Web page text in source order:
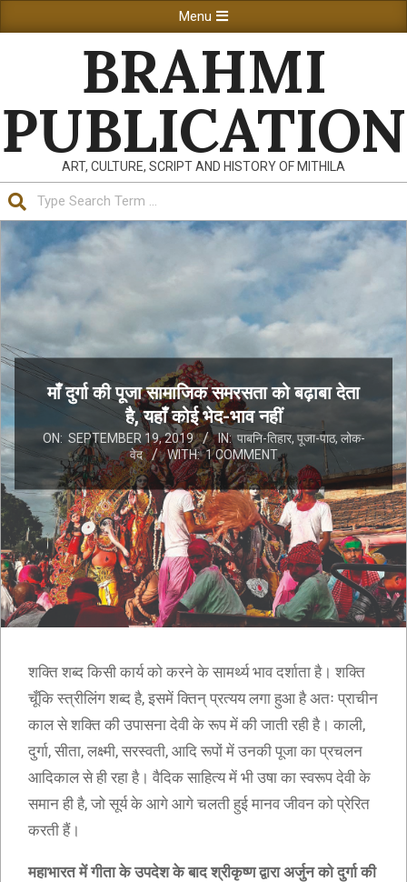
to
Navigation
Menu
BRAHMI
PUBLICATION
ART, CULTURE, SCRIPT AND HISTORY OF MITHILA
माँ दुर्गा की पूजा सामाजिक समरसता को बढ़ाबा देता
है, यहाँ कोई भेद-भाव नहीं
ON: SEPTEMBER 19, 2019 IN: पाबनि-तिहार, पूजा-पाठ, लोक-
वेद
WITH: 1 COMMENT
शक्ति शब्द किसी कार्य को करने के सामर्थ्य भाव दर्शाता है। शक्ति
चूँकि स्त्रीलिंग शब्द है, इसमें क्तिन् प्रत्यय लगा हुआ है अतः प्राचीन
काल से शक्ति की उपासना देवी के रूप में की जाती रही है। काली,
दुर्गा, सीता, लक्ष्मी, सरस्वती, आदि रूपों में उनकी पूजा का प्रचलन
आदिकाल से ही रहा है। वैदिक साहित्य में भी उषा का स्वरूप देवी के
समान ही है, जो सूर्य के आगे आगे चलती हुई मानव जीवन को प्रेरित
करती हैं।
महाभारत में गीता के उपदेश के बाद श्रीकृष्ण द्वारा अर्जुन को दुर्गा की